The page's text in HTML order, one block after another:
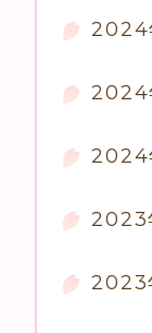
2024
2024
2024
2023
2023